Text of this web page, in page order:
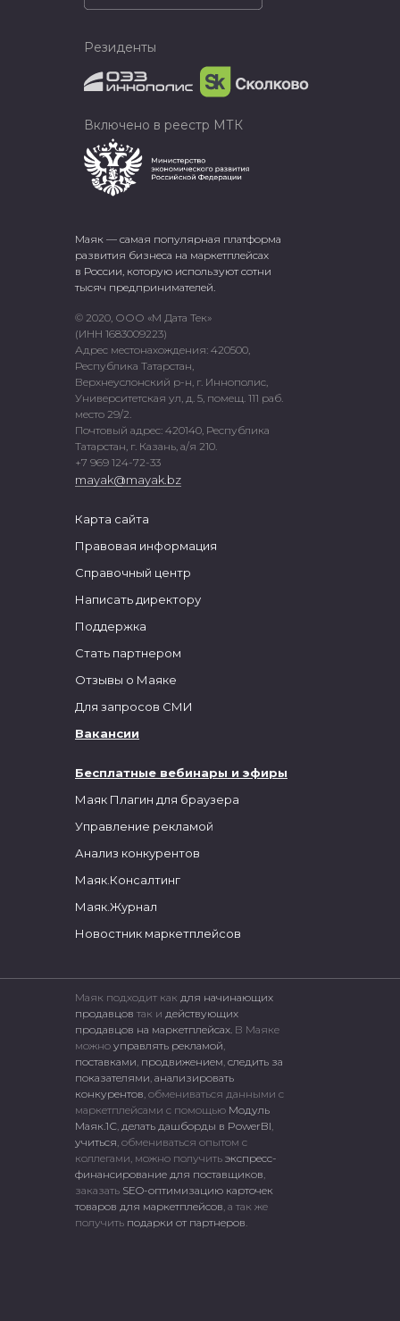
Маяк — самая популярная платформа
развития бизнеса на маркетплейсах
в России, которую используют сотни
тысяч предпринимателей.
© 2020, ООО «М Дата Тек»
(ИНН 1683009223)
Адрес местонахождения: 420500,
Республика Татарстан,
Верхнеуслонский р-н, г. Иннополис,
Университетская ул, д. 5, помещ. 111 раб.
место 29/2.
Почтовый адрес: 420140, Республика
Татарстан, г. Казань, а/я 210.
+7 969 124-72-33
mayak@mayak.bz
Бесплатные вебинары и эфиры
Маяк Плагин для браузера
Управление рекламой
Анализ конкурентов
Маяк.Консалтинг
Маяк.Журнал
Новостник маркетплейсов
Карта сайта
Правовая информация
Справочный центр
Написать директору
Поддержка
Стать партнером
Отзывы о Маяке
Для запросов СМИ
Вакансии
Резиденты
Включено в реестр МТК
Маяк подходит как для начинающих
продавцов так и действующих
продавцов на маркетплейсах. В Маяке
можно управлять рекламой
поставками продвижением следить за
показателями анализировать
конкурентов , обмениваться данными с
маркетплейсами c помощью Модуль
Маяк.1С делать дашборды в PowerBI
учиться , обмениваться опытом с
коллегами, можно получить экспресс-
финансирование для поставщиков
заказать SEO-оптимизацию карточек
товаров для маркетплейсов , а так же
получить подарки от партнеров